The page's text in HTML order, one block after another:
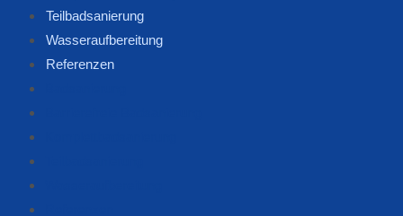
Teilbadsanierung
Wasseraufbereitung
Referenzen